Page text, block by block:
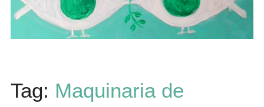
Tag: Maquinaria de